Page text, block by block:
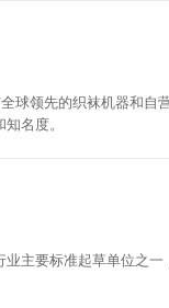
球领先的织袜机器和自
名度。
主要标准起草单位之